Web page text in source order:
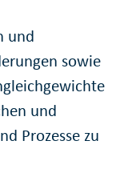
und
sowie
und
Prozesse zu